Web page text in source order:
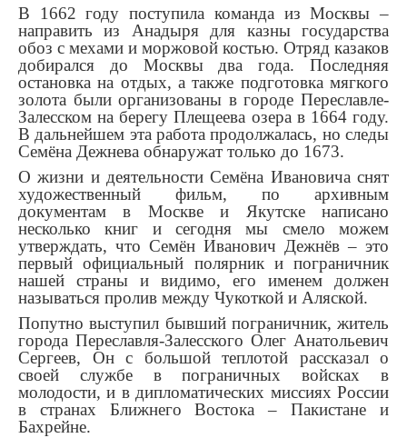
В 1662 году поступила команда из Москвы –
направить из Анадыря для казны государства
обоз с мехами и моржовой костью. Отряд казаков
добирался до Москвы два года. Последняя
остановка на отдых, а также подготовка мягкого
золота были организованы в городе Переславле-
Залесском на берегу Плещеева озера в 1664 году.
В дальнейшем эта работа продолжалась, но следы
Семёна Дежнева обнаружат только до 1673.
О жизни и деятельности Семёна Ивановича снят
художественный фильм, по архивным
документам в Москве и Якутске написано
несколько книг и сегодня мы смело можем
утверждать, что Семён Иванович Дежнёв – это
первый официальный полярник и пограничник
нашей страны и видимо, его именем должен
называться пролив между Чукоткой и Аляской.
Попутно выступил бывший пограничник, житель
города Переславля-Залесского Олег Анатольевич
Сергеев, Он с большой теплотой рассказал о
своей службе в пограничных войсках в
молодости, и в дипломатических миссиях России
в странах Ближнего Востока – Пакистане и
Бахрейне.